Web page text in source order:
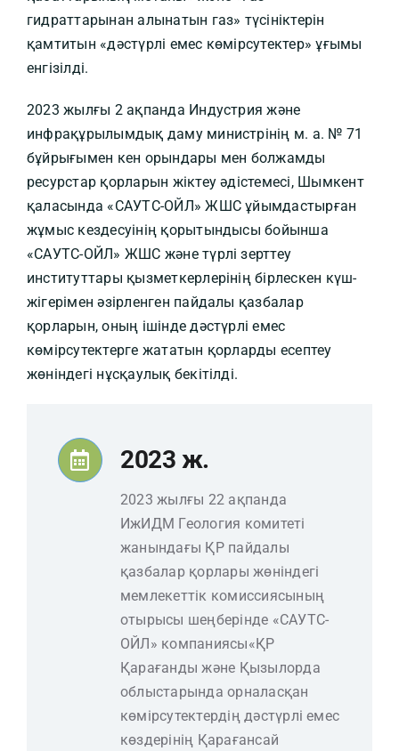
гидраттарынан алынатын газ» түсініктерін
қамтитын «дәстүрлі емес көмірсутектер» ұғымы
енгізілді.
2023 жылғы 2 ақпанда Индустрия және
инфрақұрылымдық даму министрінің м. а. № 71
бұйрығымен кен орындары мен болжамды
ресурстар қорларын жіктеу әдістемесі, Шымкент
қаласында «САУТС-ОЙЛ» ЖШС ұйымдастырған
жұмыс кездесуінің қорытындысы бойынша
«САУТС-ОЙЛ» ЖШС және түрлі зерттеу
институттары қызметкерлерінің бірлескен күш-
жігерімен әзірленген пайдалы қазбалар
қорларын, оның ішінде дәстүрлі емес
көмірсутектерге жататын қорларды есептеу
жөніндегі нұсқаулық бекітілді.
2023 ж.
2023 жылғы 22 ақпанда
ИжИДМ Геология комитеті
жанындағы ҚР пайдалы
қазбалар қорлары жөніндегі
мемлекеттік комиссиясының
отырысы шеңберінде «САУТС-
ОЙЛ» компаниясы«ҚР
Қарағанды және Қызылорда
облыстарында орналасқан
көмірсутектердің дәстүрлі емес
көздерінің Қарағансай